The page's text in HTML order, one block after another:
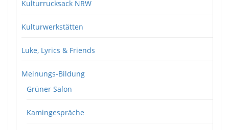
Kulturrucksack NRW
Kulturwerkstätten
Luke, Lyrics & Friends
Meinungs-Bildung
Grüner Salon
Kamingespräche